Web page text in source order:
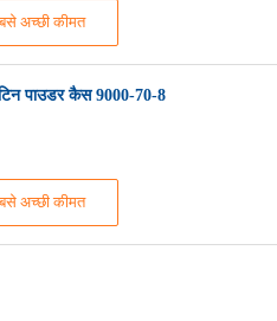
अच्छी कीमत
पाउडर कैस 9000-70-8
अच्छी कीमत